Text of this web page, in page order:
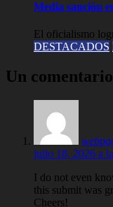
Media sanción
El oficialismo
DESTACADOS
Un
julio 18, 2026 a
I do not even
this submit was
Cheers!